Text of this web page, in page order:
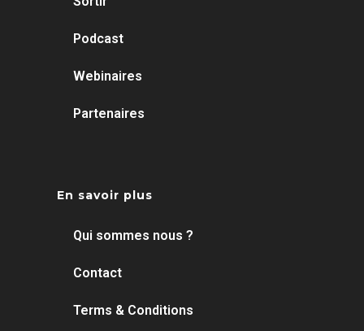
Podcast
Webinaires
Partenaires
En savoir plus
Qui sommes nous ?
Contact
Terms & Conditions